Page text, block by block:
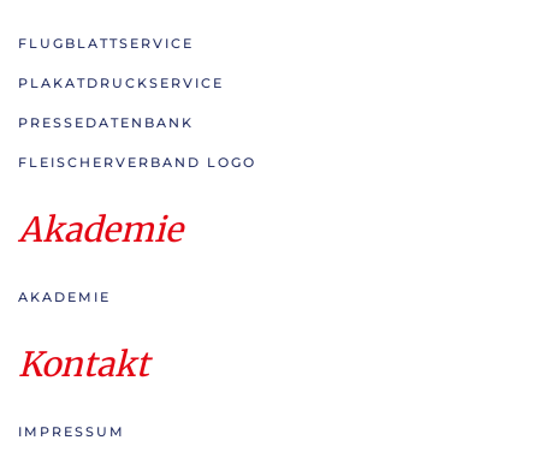
FLUGBLATTSERVICE
PLAKATDRUCKSERVICE
PRESSEDATENBANK
FLEISCHERVERBAND LOGO
Akademie
AKADEMIE
Kontakt
IMPRESSUM